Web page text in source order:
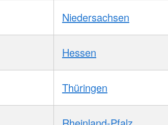
Niedersachsen
Hessen
Thüringen